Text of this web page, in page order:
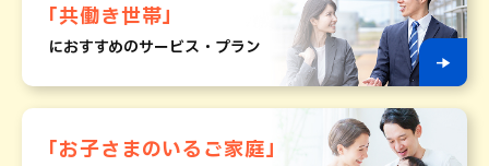
「共働き世帯」
におすすめのサービス・プラン
「お子さまのいるご家庭」